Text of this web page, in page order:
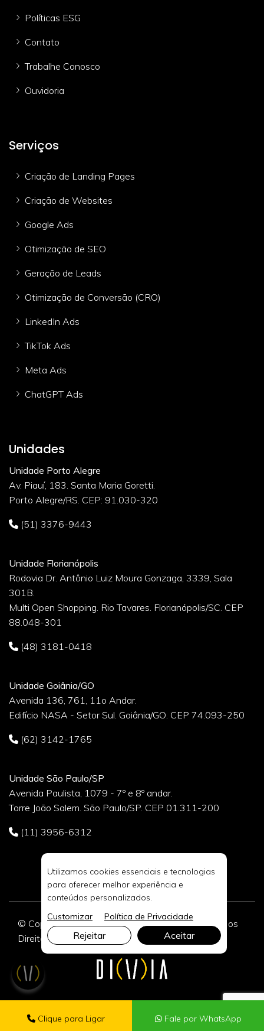
Políticas ESG
Contato
Trabalhe Conosco
Ouvidoria
Serviços
Criação de Landing Pages
Criação de Websites
Google Ads
Otimização de SEO
Geração de Leads
Otimização de Conversão (CRO)
LinkedIn Ads
TikTok Ads
Meta Ads
ChatGPT Ads
Unidades
Unidade Porto Alegre
Av. Piauí, 183. Santa Maria Goretti.
Porto Alegre/RS. CEP: 91.030-320
(51) 3376-9443
Unidade Florianópolis
Rodovia Dr. Antônio Luiz Moura Gonzaga, 3339, Sala
301B.
Multi Open Shopping. Rio Tavares. Florianópolis/SC. CEP
88.048-301
(48) 3181-0418
Unidade Goiânia/GO
Avenida 136, 761, 11o Andar.
Edifício NASA - Setor Sul. Goiânia/GO. CEP 74.093-250
(62) 3142-1765
Unidade São Paulo/SP
Avenida Paulista, 1079 - 7º e 8º andar.
Torre João Salem. São Paulo/SP. CEP 01.311-200
(11) 3956-6312
© Copyright 2026 DIVIA Marketing Digital. Todos os
Direitos Reservados.
Clique para Ligar Fale por WhatsApp
Utilizamos cookies essenciais e tecnologias
para oferecer melhor experiência e
conteúdos personalizados.
Customizar
Política de Privacidade
Rejeitar Aceitar